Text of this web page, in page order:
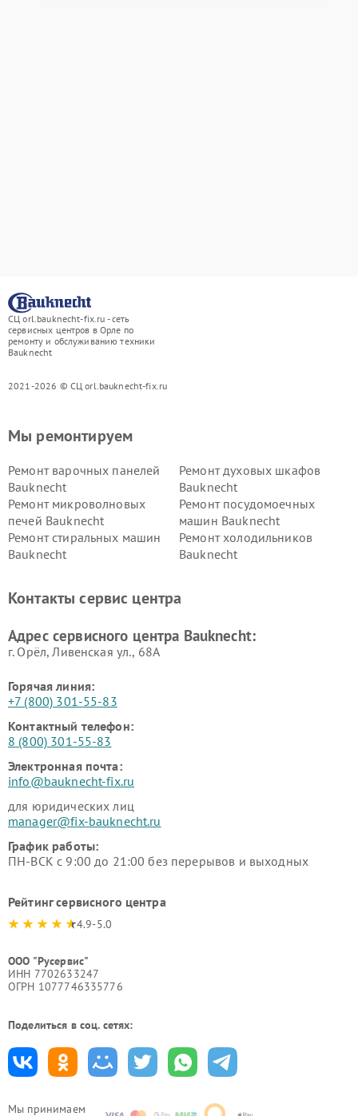
СЦ orl.bauknecht-fix.ru - сеть
сервисных центров в Орле по
ремонту и обслуживанию техники
Bauknecht
2021-2026 © СЦ orl.bauknecht-fix.ru
Мы принимаем
Мы ремонтируем
Ремонт варочных панелей
Bauknecht
Ремонт духовых шкафов
Bauknecht
Ремонт микроволновых
печей Bauknecht
Ремонт посудомоечных
машин Bauknecht
Ремонт стиральных машин
Bauknecht
Ремонт холодильников
Bauknecht
Контакты сервис центра
Адрес сервисного центра Bauknecht:
г. Орёл, Ливенская ул., 68А
Горячая линия:
+7 (800) 301-55-83
Контактный телефон:
8 (800) 301-55-83
Электронная почта:
info@bauknecht-fix.ru
для юридических лиц
manager@fix-bauknecht.ru
График работы:
ПН-ВСК с 9:00 до 21:00 без перерывов и выходных
Рейтинг сервисного центра
4.9-5.0
ООО "Русервис"
ИНН 7702633247
ОГРН 1077746335776
Поделиться в соц. сетях: